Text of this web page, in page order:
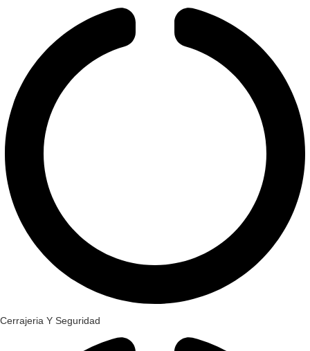
Cerrajeria Y Seguridad